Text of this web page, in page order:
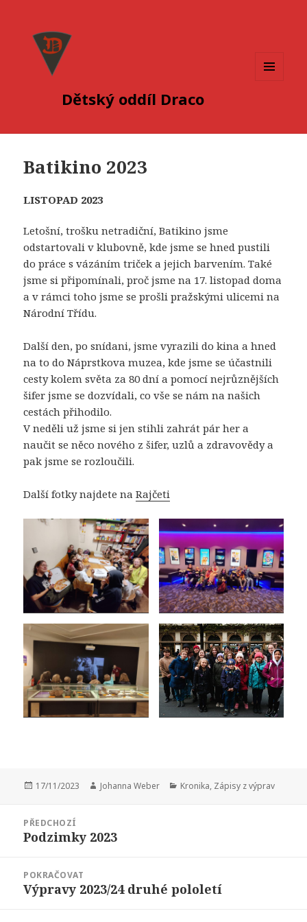
Dětský oddíl Draco
Batikino 2023
LISTOPAD 2023
Letošní, trošku netradiční, Batikino jsme
odstartovali v klubovně, kde jsme se hned pustili
do práce s vázáním triček a jejich barvením. Také
jsme si připomínali, proč jsme na 17. listopad doma
a v rámci toho jsme se prošli pražskými ulicemi na
Národní Třídu.
Další den, po snídani, jsme vyrazili do kina a hned
na to do Náprstkova muzea, kde jsme se účastnili
cesty kolem světa za 80 dní a pomocí nejrůznějších
šifer jsme se dozvídali, co vše se nám na našich
cestách přihodilo.
V neděli už jsme si jen stihli zahrát pár her a
naučit se něco nového z šifer, uzlů a zdravovědy a
pak jsme se rozloučili.
Další fotky najdete naRajčeti
Publikováno:
17/11/2023 Autor:
Johanna Weber Rubriky:
Kronika, Zápisy z výprav
příspěvek
PŘEDCHOZÍ
Předchozí
Podzimky 2023
POKRAČOVAT
Následující
Výpravy 2023/24 druhé pololetí